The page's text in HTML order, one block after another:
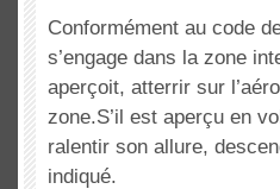
Conformément au code
s’engage dans la zone
aperçoit, atterrir sur
zone.S’il est aperçu en
ralentir son allure,
indiqué.